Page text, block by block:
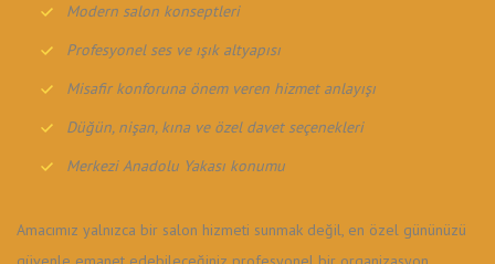
Modern salon konseptleri
Profesyonel ses ve ışık altyapısı
Misafir konforuna önem veren hizmet anlayışı
Düğün, nişan, kına ve özel davet seçenekleri
Merkezi Anadolu Yakası konumu
Amacımız yalnızca bir salon hizmeti sunmak değil, en özel gününüzü